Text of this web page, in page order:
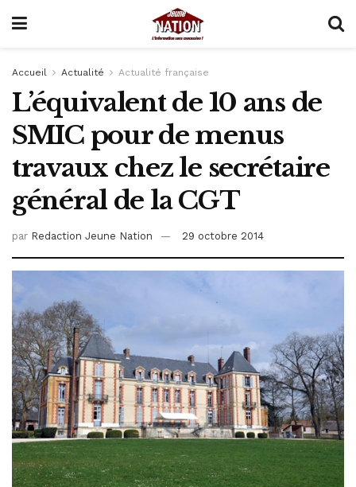
Accueil Actualité Actualité française
L’équivalent de 10 ans de
SMIC pour de menus
travaux chez le secrétaire
général de la CGT
par Redaction Jeune Nation 29 octobre 2014